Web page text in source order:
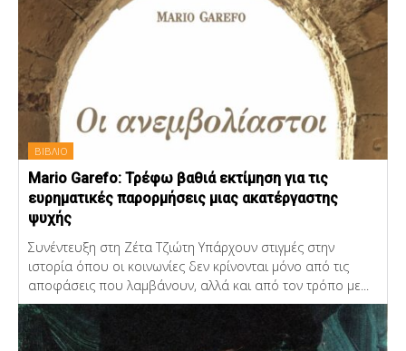
ΒΙΒΛΙΟ
Mario Garefo: Τρέφω βαθιά εκτίμηση για τις
ευρηματικές παρορμήσεις μιας ακατέργαστης
ψυχής
Συνέντευξη στη Ζέτα Τζιώτη Υπάρχουν στιγμές στην
ιστορία όπου οι κοινωνίες δεν κρίνονται μόνο από τις
αποφάσεις που λαμβάνουν, αλλά και από τον τρόπο με...